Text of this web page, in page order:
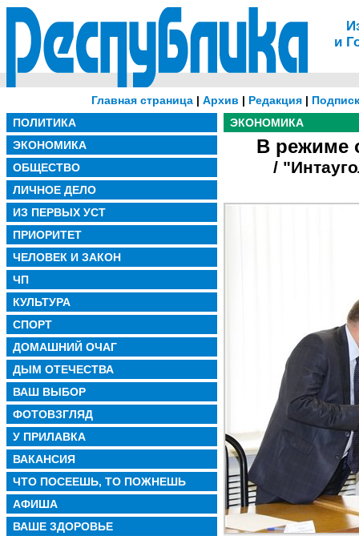
и
Главная страница| Архив | Редакция|
ПОЛИТИКА
ЭКОНОМИКА
ОБЩЕСТВО
ЛИЧНОЕ ДЕЛО
ИЗ ПЕРВЫХ УСТ
ПРИОРИТЕТ
ЧЕЛОВЕК И ЗАКОН
ЧП
КУЛЬТУРА
СПОРТ
ДОМАШНИЙ ОЧАГ
ДЫМ ОТЕЧЕСТВА
ВАШ ВЫБОР
ФОТОВЗГЛЯД
У ПРИЛАВКА
ВАКАНСИЯ
ЧТО ПОСЕЕШЬ, ТО ПОЖНЕШЬ
АФИША
ВАШЕ ЗДОРОВЬЕ
ЭКОНОМИКА
В режиме
/